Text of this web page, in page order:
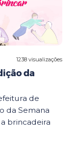
1238 visualizações
da
de
da Semana
brincadeira